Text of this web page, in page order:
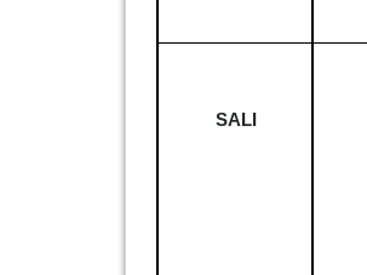
SALI